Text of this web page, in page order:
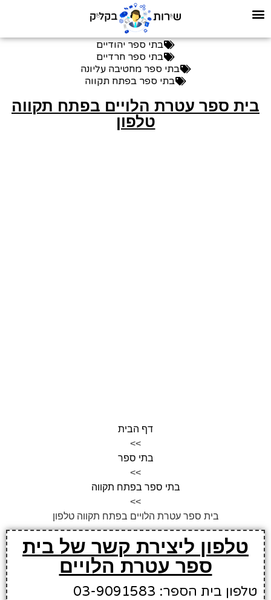
בתי ספר יהודיים
בתי ספר חרדיים
בתי ספר מחטיבה עליונה
בתי ספר בפתח תקווה
בית ספר עטרת הלויים בפתח תקווה
טלפון
דף הבית
>>
בתי ספר
>>
בתי ספר בפתח תקווה
>>
בית ספר עטרת הלויים בפתח תקווה טלפון
טלפון ליצירת קשר של בית
ספר עטרת הלויים
טלפון בית הספר: 03-9091583